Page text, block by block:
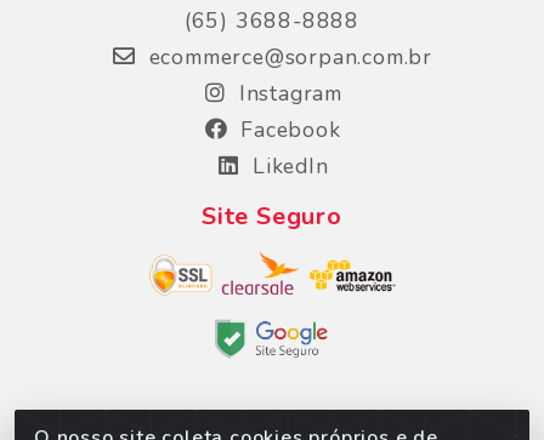
(65) 3688-8888
ecommerce@sorpan.com.br
Instagram
Facebook
LikedIn
Site Seguro